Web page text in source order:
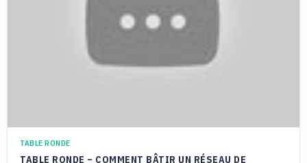
TABLE RONDE
TABLE RONDE – COMMENT BÂTIR UN RÉSEAU DE